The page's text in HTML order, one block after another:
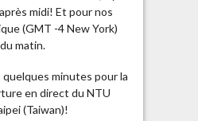
midi! Et pour nos
(GMT -4 New York)
matin.
quelques minutes pour la
en direct du NTU
(Taiwan)!